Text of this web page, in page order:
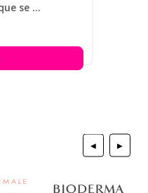
Orliloss es un medicamento que se utiliza para ayudar a perder peso en personas que padecen obesidad.
◀ ▶